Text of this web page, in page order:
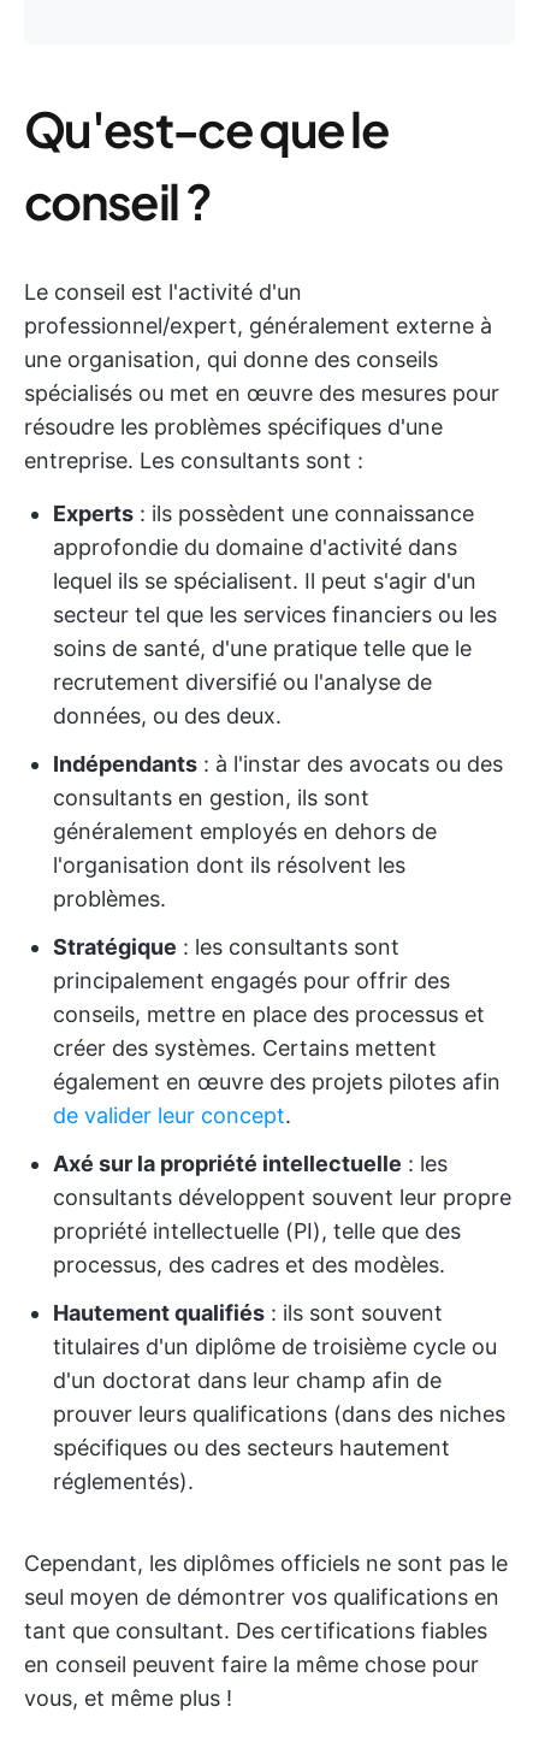
Qu'est-ce que le
conseil ?
Le conseil est l'activité d'un
professionnel/expert, généralement externe à
une organisation, qui donne des conseils
spécialisés ou met en œuvre des mesures pour
résoudre les problèmes spécifiques d'une
entreprise. Les consultants sont :
Experts : ils possèdent une connaissance
approfondie du domaine d'activité dans
lequel ils se spécialisent. Il peut s'agir d'un
secteur tel que les services financiers ou les
soins de santé, d'une pratique telle que le
recrutement diversifié ou l'analyse de
données, ou des deux.
Indépendants : à l'instar des avocats ou des
consultants en gestion, ils sont
généralement employés en dehors de
l'organisation dont ils résolvent les
problèmes.
Stratégique : les consultants sont
principalement engagés pour offrir des
conseils, mettre en place des processus et
créer des systèmes. Certains mettent
également en œuvre des projets pilotes afin
de valider leur concept.
Axé sur la propriété intellectuelle : les
consultants développent souvent leur propre
propriété intellectuelle (PI), telle que des
processus, des cadres et des modèles.
Hautement qualifiés : ils sont souvent
titulaires d'un diplôme de troisième cycle ou
d'un doctorat dans leur champ afin de
prouver leurs qualifications (dans des niches
spécifiques ou des secteurs hautement
réglementés).
Cependant, les diplômes officiels ne sont pas le
seul moyen de démontrer vos qualifications en
tant que consultant. Des certifications fiables
en conseil peuvent faire la même chose pour
vous, et même plus !